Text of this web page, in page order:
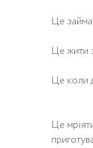
Це
Це жити
Це коли
Це